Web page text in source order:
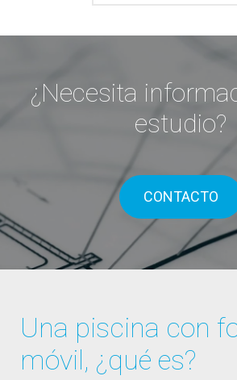
¿Necesita
estudio?
CONTACTO
Una piscina con
móvil, ¿qué es?